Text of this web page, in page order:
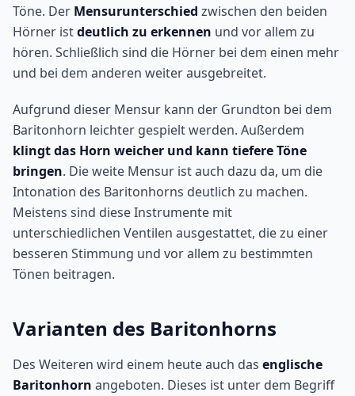
Töne. Der Mensurunterschied zwischen den beiden
Hörner istdeutlich zu erkennen und vor allem zu
hören. Schließlich sind die Hörner bei dem einen mehr
und bei dem anderen weiter ausgebreitet.
Aufgrund dieser Mensur kann der Grundton bei dem
Baritonhorn leichter gespielt werden. Außerdem
klingt das Horn weicher und kann tiefere Töne
bringen. Die weite Mensur ist auch dazu da, um die
Intonation des Baritonhorns deutlich zu machen.
Meistens sind diese Instrumente mit
unterschiedlichen Ventilen ausgestattet, die zu einer
besseren Stimmung und vor allem zu bestimmten
Tönen beitragen.
Varianten des Baritonhorns
Des Weiteren wird einem heute auch das englische
Baritonhorn angeboten. Dieses ist unter dem Begriff